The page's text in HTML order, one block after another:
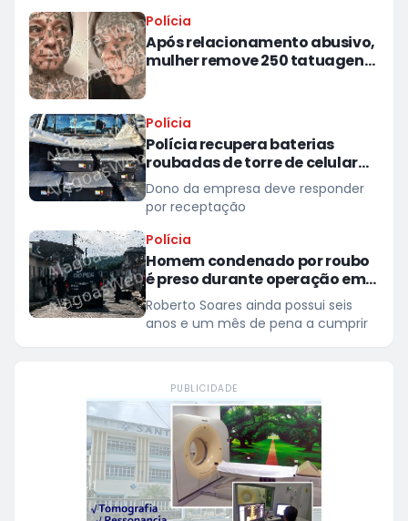
Polícia
Após relacionamento abusivo,
mulher remove 250 tatuagens
Polícia
Polícia recupera baterias
roubadas de torre de celular
em provedor de internet em
Teotônio Vilela
Dono da empresa deve responder
por receptação
Polícia
Homem condenado por roubo
é preso durante operação em
São Miguel dos Campos
Roberto Soares ainda possui seis
anos e um mês de pena a cumprir
PUBLICIDADE